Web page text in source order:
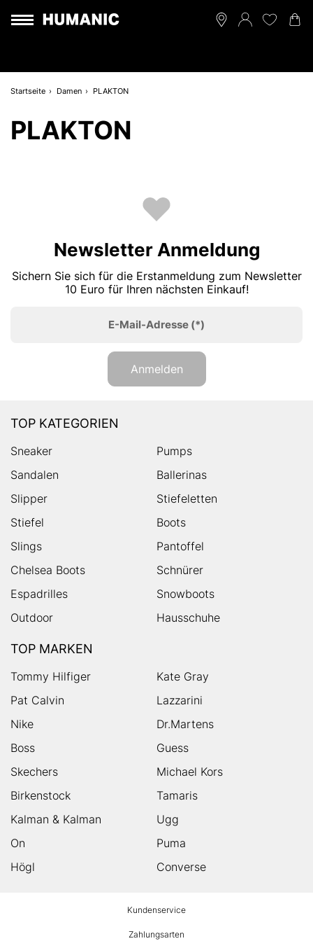
Startseite Damen PLAKTON
PLAKTON
Newsletter Anmeldung
Sichern Sie sich für die Erstanmeldung zum Newsletter
10 Euro für Ihren nächsten Einkauf!
E-Mail-Adresse (*)
Anmelden
TOP KATEGORIEN
Sneaker
Pumps
Sandalen
Ballerinas
Slipper
Stiefeletten
Stiefel
Boots
Slings
Pantoffel
Chelsea Boots
Schnürer
Espadrilles
Snowboots
Outdoor
Hausschuhe
TOP MARKEN
Tommy Hilfiger
Kate Gray
Pat Calvin
Lazzarini
Nike
Dr.Martens
Boss
Guess
Skechers
Michael Kors
Birkenstock
Tamaris
Kalman & Kalman
Ugg
On
Puma
Högl
Converse
Kundenservice
Zahlungsarten